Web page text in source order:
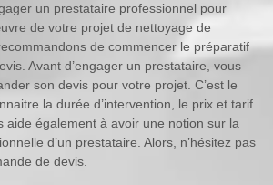
un prestataire professionnel pour
de votre projet de nettoyage de
de commencer le préparatif
Avant d’engager un prestataire, vous
son devis pour votre projet. C’est le
la durée d’intervention, le prix et tarif
aide également à avoir une notion sur la
d’un prestataire. Alors, n’hésitez pas
de devis.